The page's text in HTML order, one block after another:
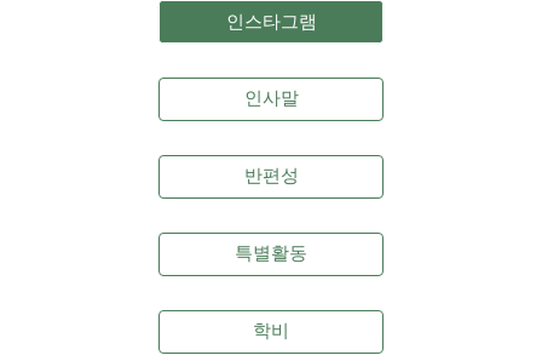
인스타그램
인사말
반편성
특별활동
학비